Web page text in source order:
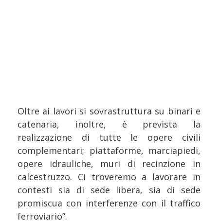
Oltre ai lavori si sovrastruttura su binari e
catenaria, inoltre, è prevista la
realizzazione di tutte le opere civili
complementari; piattaforme, marciapiedi,
opere idrauliche, muri di recinzione in
calcestruzzo. Ci troveremo a lavorare in
contesti sia di sede libera, sia di sede
promiscua con interferenze con il traffico
ferroviario”.